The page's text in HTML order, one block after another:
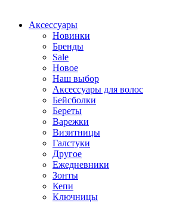
Аксессуары
Новинки
Бренды
Sale
Новое
Наш выбор
Аксессуары для волос
Бейсболки
Береты
Варежки
Визитницы
Галстуки
Другое
Ежедневники
Зонты
Кепи
Ключницы